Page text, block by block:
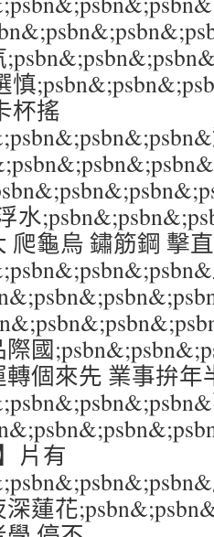
杯搖
水
爬龜烏 鏽筋鋼 擊
國
個來先 業事拚年
片有
蓮花